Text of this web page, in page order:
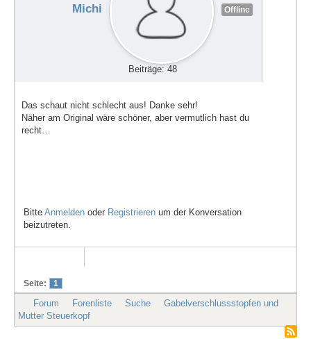
Michi Offline
Beiträge: 48
Das schaut nicht schlecht aus! Danke sehr!
Näher am Original wäre schöner, aber vermutlich hast du
recht…
Bitte Anmelden oder Registrieren um der Konversation
beizutreten.
Seite: 1
Forum Forenliste Suche
Gabelverschlussstopfen und
Mutter Steuerkopf